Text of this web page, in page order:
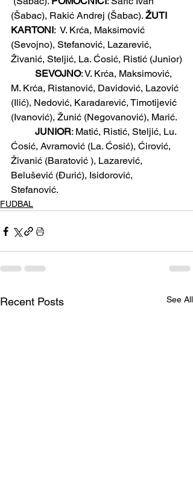
(Šabac), Rakić Andrej (Šabac). ŽUTI
KARTONI:  V. Krća, Maksimović
(Sevojno), Stefanović, Lazarević,
Živanić, Steljić, La. Ćosić, Ristić (Junior)
	SEVOJNO
: V. Krća, Maksimović,
M. Krća, Ristanović, Davidović, Lazović
(Ilić), Nedović, Karadarević, Timotijević
(Ivanović), Žunić (Negovanović), Marić.
	JUNIOR
: Matić, Ristić, Steljić, Lu.
Ćosić, Avramović (La. Ćosić), Ćirović,
Živanić (Baratović ), Lazarević,
Belušević (Đurić), Isidorović,
Stefanović.
FUDBAL
Recent Posts See All